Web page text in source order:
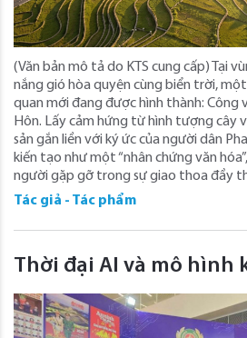
(Văn bản mô tả do KTS cung cấp) Tại
nắng gió hòa quyện cùng biển trời,
quan mới đang được hình thành: Công
Hôn. Lấy cảm hứng từ hình tượng cây
sản gắn liền với ký ức của người dân
kiến tạo như một “nhân chứng văn
người gặp gỡ trong sự giao thoa đầy
Tác giả - Tác phẩm
Thời đại AI và mô hình